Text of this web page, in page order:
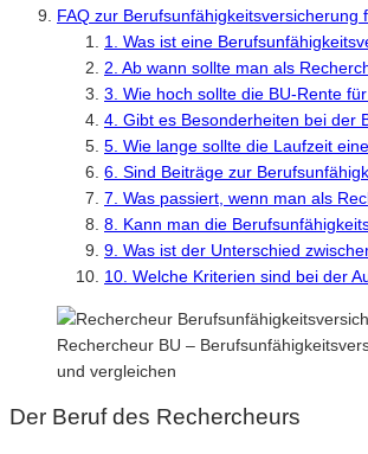
FAQ zur Berufsunfähigkeitsversicherung
1. Was ist eine
2. Ab wann sollte man als
3. Wie hoch sollte die BU-Rente
4. Gibt es Besonderheiten bei der
5. Wie lange sollte die Laufzeit
6. Sind Beiträge zur
7. Was passiert, wenn man als
8. Kann man die
9. Was ist der Unterschied
10. Welche Kriterien sind bei der
Rechercheur BU –
und vergleichen
Der Beruf des Rechercheurs